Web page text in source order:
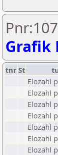
Grafik
tnrSt
Elozahl
Elozahl
Elozahl
Elozahl
Elozahl
Elozahl
Elozahl